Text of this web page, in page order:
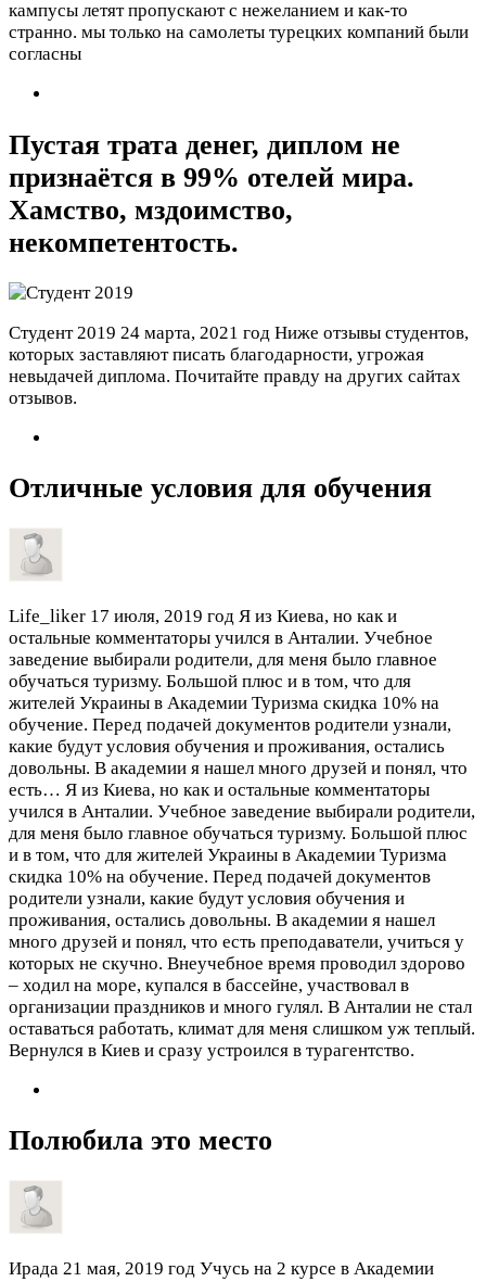
кампусы летят пропускают с нежеланием и как-то
странно. мы только на самолеты турецких компаний были
согласны
Пустая трата денег, диплом не
признаётся в 99% отелей мира.
Хамство, мздоимство,
некомпетентость.
Студент 2019 24 марта, 2021 год Ниже отзывы студентов,
которых заставляют писать благодарности, угрожая
невыдачей диплома. Почитайте правду на других сайтах
отзывов.
Отличные условия для обучения
Life_liker 17 июля, 2019 год Я из Киева, но как и
остальные комментаторы учился в Анталии. Учебное
заведение выбирали родители, для меня было главное
обучаться туризму. Большой плюс и в том, что для
жителей Украины в Академии Туризма скидка 10% на
обучение. Перед подачей документов родители узнали,
какие будут условия обучения и проживания, остались
довольны. В академии я нашел много друзей и понял, что
есть… Я из Киева, но как и остальные комментаторы
учился в Анталии. Учебное заведение выбирали родители,
для меня было главное обучаться туризму. Большой плюс
и в том, что для жителей Украины в Академии Туризма
скидка 10% на обучение. Перед подачей документов
родители узнали, какие будут условия обучения и
проживания, остались довольны. В академии я нашел
много друзей и понял, что есть преподаватели, учиться у
которых не скучно. Внеучебное время проводил здорово
– ходил на море, купался в бассейне, участвовал в
организации праздников и много гулял. В Анталии не стал
оставаться работать, климат для меня слишком уж теплый.
Вернулся в Киев и сразу устроился в турагентство.
Полюбила это место
Ирада 21 мая, 2019 год Учусь на 2 курсе в Академии